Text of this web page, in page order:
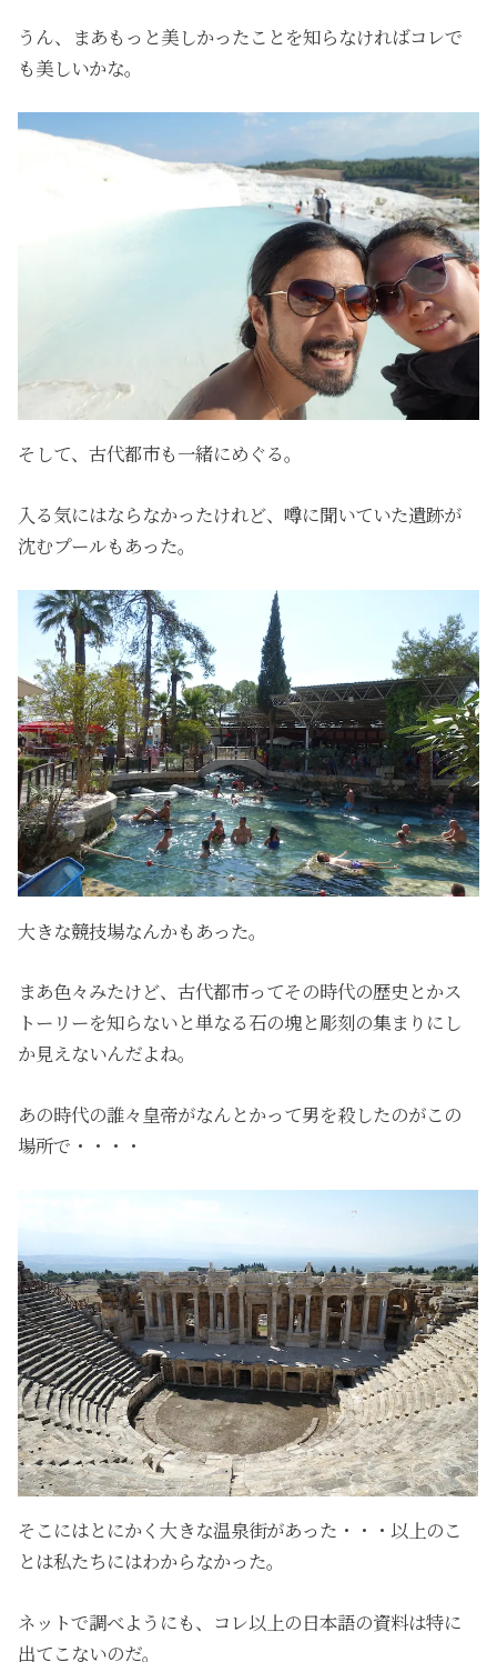
うん、まあもっと美しかったことを知らなければコレで
も美しいかな。
そして、古代都市も一緒にめぐる。
入る気にはならなかったけれど、噂に聞いていた遺跡が
沈むプールもあった。
大きな競技場なんかもあった。
まあ色々みたけど、古代都市ってその時代の歴史とかス
トーリーを知らないと単なる石の塊と彫刻の集まりにし
か見えないんだよね。
あの時代の誰々皇帝がなんとかって男を殺したのがこの
場所で・・・・
そこにはとにかく大きな温泉街があった・・・以上のこ
とは私たちにはわからなかった。
ネットで調べようにも、コレ以上の日本語の資料は特に
出てこないのだ。